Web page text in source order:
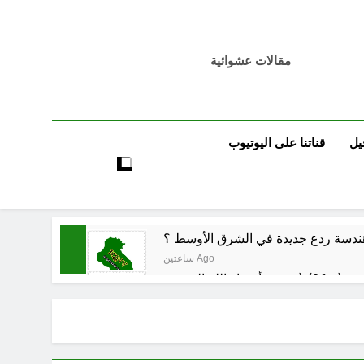
مقالات عشوائية
قناتنا على اليوتيوب
هندسة ردع جديدة في الشرق الأوسط ؟
ساعتين Ago
الجديد منهج أصلاح لبناء مستدام